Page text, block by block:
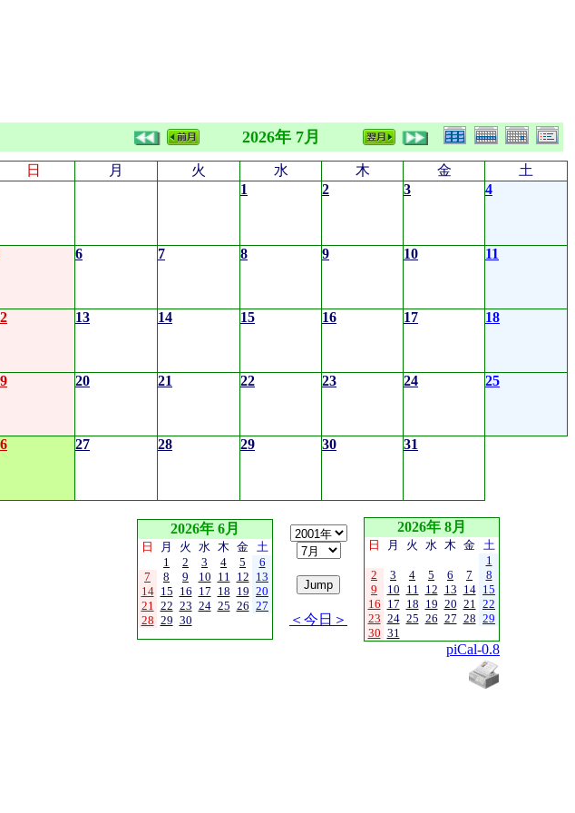
2026年 7月
日 月 火 水 木 金
土
1
2 3 4
6 7 8 9 10 11
13 14 15 16 17 18
20 21 22 23 24 25
27 28 29 30 31
2026年 6月
日 月 火 水 木 金 土
1
2 3 4 5
6
7
8 9 10 11 12 13
14 15 16 17 18 19 20
21 22 23 24 25 26 27
28 29 30 ＜今日＞
2026年 8月
日 月 火 水 木 金 土
1
2
3 4 5 6 7
8
9
10 11 12 13 14 15
16 17 18 19 20 21 22
23 24 25 26 27 28 29
30 31
piCal-0.8